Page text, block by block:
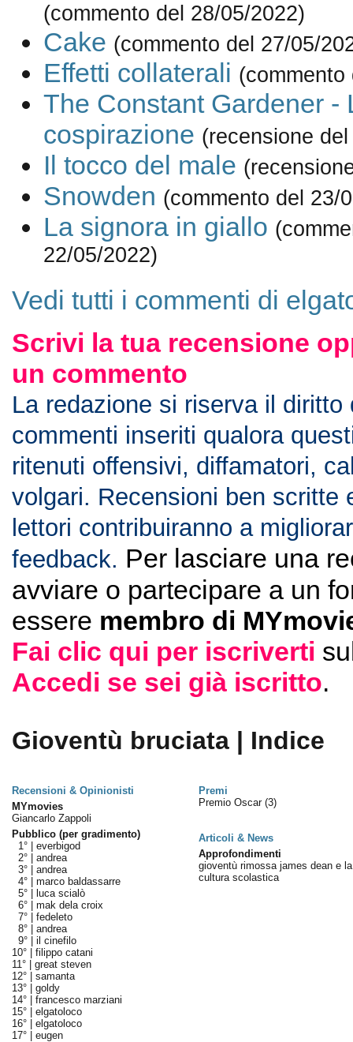
(commento del 28/05/2022)
Cake (commento del 27/05/
Effetti collaterali (commento
The Constant Gardener -
cospirazione (recensione
Il tocco del male
Snowden (commento del 23/
La signora in giallo
22/05/2022)
Vedi tutti i commenti di
Scrivi la tua recensione
un commento
La redazione si riserva il diritto
commenti inseriti qualora
ritenuti offensivi, diffamatori,
volgari. Recensioni ben scritte
lettori contribuiranno a
feedback. Per lasciare una
avviare o partecipare a un
essere membro di
Fai clic qui per iscriverti
Accedi se sei già iscritto.
Gioventù bruciata | Indice
Recensioni & Opinionisti
Premi
MYmovies
Giancarlo Zappoli
Pubblico (per gradimento)
1° | everbigod
2° | andrea
3° | andrea
4° | marco baldassarre
5° |
luca scialò
6° | mak dela croix
7° | fedeleto
8° | andrea
9° | il cinefilo
10° | filippo catani
11° | great steven
12° | samanta
13° | goldy
14° | francesco marziani
15° | elgatoloco
16° | elgatoloco
17° | eugen
Premio Oscar (3)
Articoli & News
Approfondimenti
gioventù rimossa james dean e la
cultura scolastica